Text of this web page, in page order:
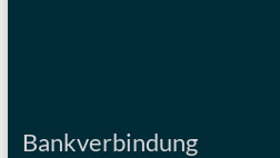
Bankverbindung